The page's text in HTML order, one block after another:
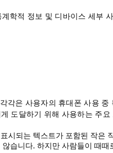
학적 정보 및 디바이스 세부
각은 사용자의 휴대폰 사용 중
도달하기 위해 사용하는 주
시되는 텍스트가 포함된 작은
습니다. 하지만 사람들이 때때